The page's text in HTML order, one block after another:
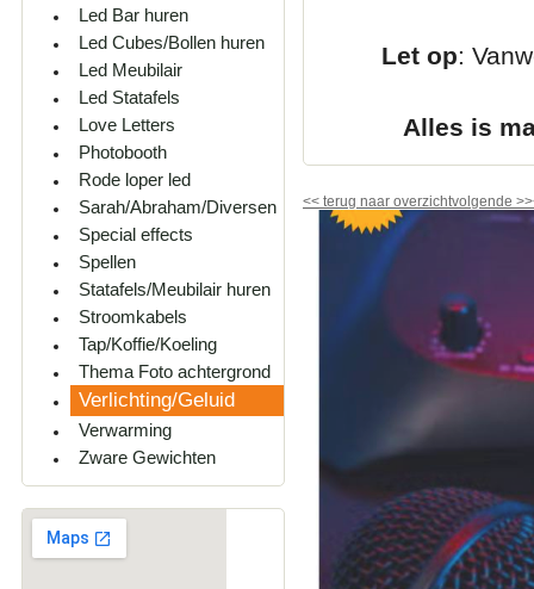
Led Bar huren
Led Cubes/Bollen huren
Led Meubilair
Led Statafels
Love Letters
Photobooth
Rode loper led
Sarah/Abraham/Diversen
Special effects
Spellen
Statafels/Meubilair huren
Stroomkabels
Tap/Koffie/Koeling
Thema Foto achtergrond
Verlichting/Geluid
Verwarming
Zware Gewichten
Let op:
Alles is
<< terug naar overzichtvolgende >>